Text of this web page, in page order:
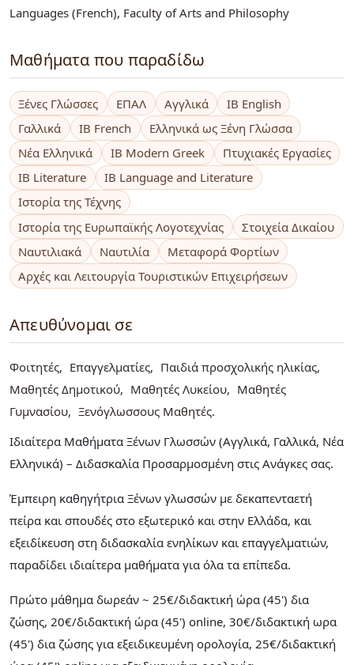
Languages (French), Faculty of Arts and Philosophy
Μαθήματα που παραδίδω
Ξένες Γλώσσες ΕΠΑΛ Αγγλικά
IB English
Γαλλικά
IB French
Ελληνικά ως Ξένη Γλώσσα
Νέα Ελληνικά
IB Modern Greek
Πτυχιακές Εργασίες
IB Literature
IB Language and Literature
Ιστορία της Τέχνης
Ιστορία της Ευρωπαϊκής Λογοτεχνίας
Στοιχεία Δικαίου
Ναυτιλιακά
Ναυτιλία
Μεταφορά Φορτίων
Αρχές και Λειτουργία Τουριστικών Επιχειρήσεων
Απευθύνομαι σε
Φοιτητές Επαγγελματίες
Παιδιά προσχολικής ηλικίας
Μαθητές Δημοτικού
Μαθητές Λυκείου
Μαθητές
Γυμνασίου
Ξενόγλωσσους Μαθητές
Ιδιαίτερα Μαθήματα Ξένων Γλωσσών (Αγγλικά, Γαλλικά, Νέα
Ελληνικά) – Διδασκαλία Προσαρμοσμένη στις Ανάγκες σας.
Έμπειρη καθηγήτρια Ξένων γλωσσών με δεκαπενταετή
πείρα και σπουδές στο εξωτερικό και στην Ελλάδα, και
εξειδίκευση στη διδασκαλία ενηλίκων και επαγγελματιών,
παραδίδει ιδιαίτερα μαθήματα για όλα τα επίπεδα.
Πρώτο μάθημα δωρεάν ~ 25€/διδακτική ώρα (45') δια
ζώσης, 20€/διδακτική ώρα (45') online, 30€/διδακτική ωρα
(45') δια ζώσης για εξειδικευμένη ορολογία, 25€/διδακτική